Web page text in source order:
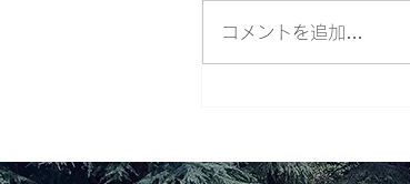
コメントを追加…